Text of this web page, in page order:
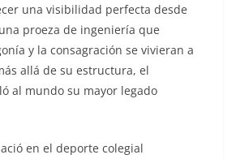
una visibilidad perfecta desde
proeza de ingeniería que
y la consagración se vivieran a
allá de su estructura, el
al mundo su mayor legado
en el deporte colegial